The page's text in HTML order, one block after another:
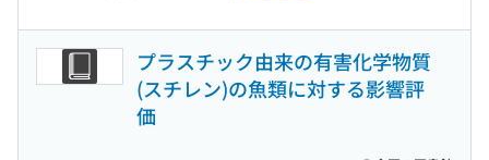
プラスチック由来の有害化学物質
(スチレン)の魚類に対する影響評
価